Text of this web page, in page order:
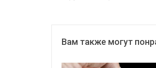
Вам также могут